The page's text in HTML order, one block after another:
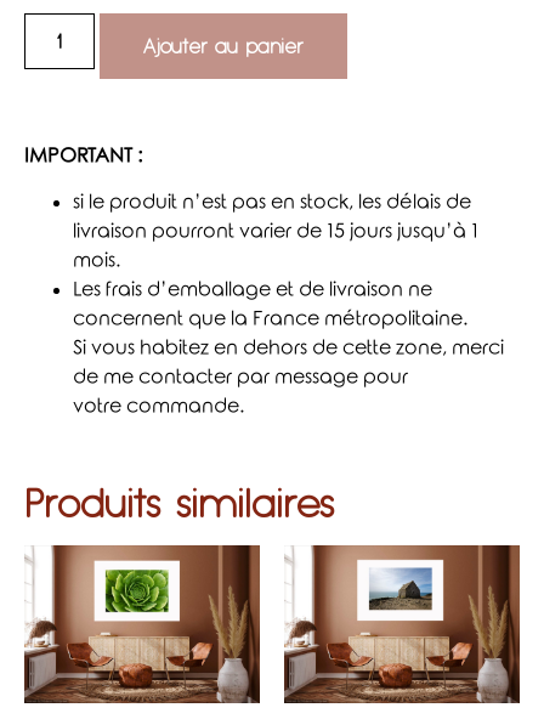
Ajouter au panier
IMPORTANT :
si le produit n’est pas en stock, les délais de
livraison pourront varier de 15 jours jusqu’à 1
mois.
Les frais d’emballage et de livraison ne
concernent que la France métropolitaine.
Si vous habitez en dehors de cette zone, merci
de me contacter par message pour
votre commande.
Produits similaires